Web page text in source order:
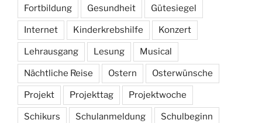
Fortbildung Gesundheit Gütesiegel
Internet Kinderkrebshilfe Konzert
Lehrausgang Lesung Musical
Nächtliche Reise Ostern Osterwünsche
Projekt Projekttag Projektwoche
Schikurs Schulanmeldung Schulbeginn